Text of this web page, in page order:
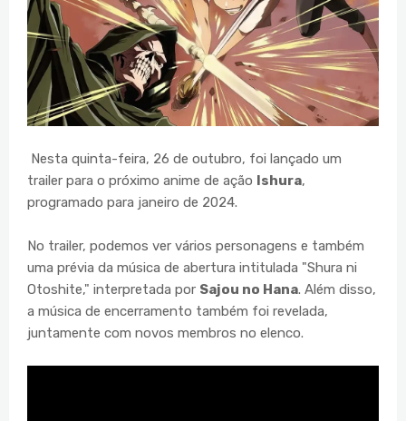
Nesta quinta-feira, 26 de outubro, foi lançado um
trailer para o próximo anime de ação Ishura,
programado para janeiro de 2024.
No trailer, podemos ver vários personagens e também
uma prévia da música de abertura intitulada "Shura ni
Otoshite," interpretada por Sajou no Hana. Além disso,
a música de encerramento também foi revelada,
juntamente com novos membros no elenco.